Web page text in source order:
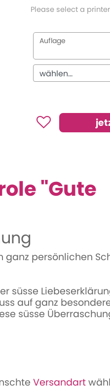
Please select a
Auflage
"Gute
ganz persönlichen
süsse
auf ganz
süsse
Versandart